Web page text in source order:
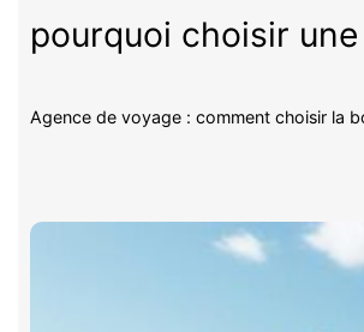
pourquoi choisir
Agence de voyage : comment choisir la